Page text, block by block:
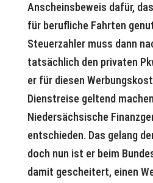
Anscheinsbeweis dafür,
für berufliche Fahrten
Steuerzahler muss dann
tatsächlich den privaten
er für diesen
Dienstreise geltend
Niedersächsische
entschieden. Das gelang
doch nun ist er beim
damit gescheitert, einen